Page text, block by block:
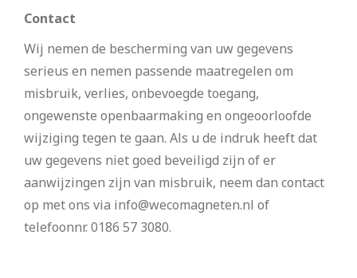
Contact
Wij nemen de bescherming van uw gegevens
serieus en nemen passende maatregelen om
misbruik, verlies, onbevoegde toegang,
ongewenste openbaarmaking en ongeoorloofde
wijziging tegen te gaan. Als u de indruk heeft dat
uw gegevens niet goed beveiligd zijn of er
aanwijzingen zijn van misbruik, neem dan contact
op met ons via info@wecomagneten.nl of
telefoonnr. 0186 57 3080.